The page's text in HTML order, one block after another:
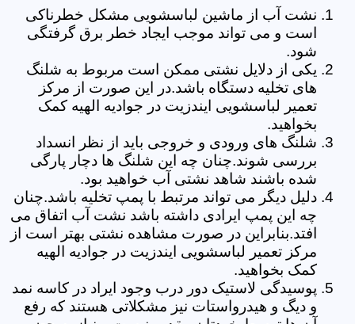
نشت آب از ماشین لباسشویی مشکل خطرناکی
است و می تواند موجب ایجاد خطر برق گرفتگی
شود.
یکی از دلایل نشتی ممکن است مربوط به شلنگ
های تخلیه دستگاه باشد.در این صورت از مرکز
تعمیر لباسشویی ایندزیت در جوادیه الهیه کمک
بخواهید.
شلنگ های ورودی و خروجی باید از نظر انسداد
بررسی شوند.چنان چه این شلنگ ها دچار پارگی
شده باشند شاهد نشتی آب خواهید بود.
دلیل دیگر می تواند مرتبط با پمپ تخلیه باشد.چنان
چه این پمپ ایرادی داشته باشد نشت آب اتفاق می
افتد.بنابراین در صورت مشاهده نشتی بهتر است از
مرکز تعمیر لباسشویی ایندزیت در جوادیه الهیه
کمک بخواهید.
پوسیدگی لاستیک دور درب وجود ایراد در کاسه نمد
و دیگ و هیدرواستات نیز مشکلاتی هستند که رفع